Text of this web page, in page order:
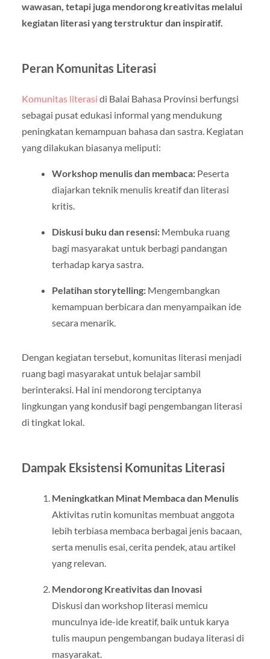
wawasan, tetapi juga mendorong kreativitas melalui
kegiatan literasi yang terstruktur dan inspiratif.
Peran Komunitas Literasi
Komunitas literasi di Balai Bahasa Provinsi berfungsi
sebagai pusat edukasi informal yang mendukung
peningkatan kemampuan bahasa dan sastra. Kegiatan
yang dilakukan biasanya meliputi:
Workshop menulis dan membaca:Peserta
diajarkan teknik menulis kreatif dan literasi
kritis.
Diskusi buku dan resensi:Membuka ruang
bagi masyarakat untuk berbagi pandangan
terhadap karya sastra.
Pelatihan storytelling:Mengembangkan
kemampuan berbicara dan menyampaikan ide
secara menarik.
Dengan kegiatan tersebut, komunitas literasi menjadi
ruang bagi masyarakat untuk belajar sambil
berinteraksi. Hal ini mendorong terciptanya
lingkungan yang kondusif bagi pengembangan literasi
di tingkat lokal.
Dampak Eksistensi Komunitas Literasi
Meningkatkan Minat Membaca dan Menulis
Aktivitas rutin komunitas membuat anggota
lebih terbiasa membaca berbagai jenis bacaan,
serta menulis esai, cerita pendek, atau artikel
yang relevan.
Mendorong Kreativitas dan Inovasi
Diskusi dan workshop literasi memicu
munculnya ide-ide kreatif, baik untuk karya
tulis maupun pengembangan budaya literasi di
masyarakat.